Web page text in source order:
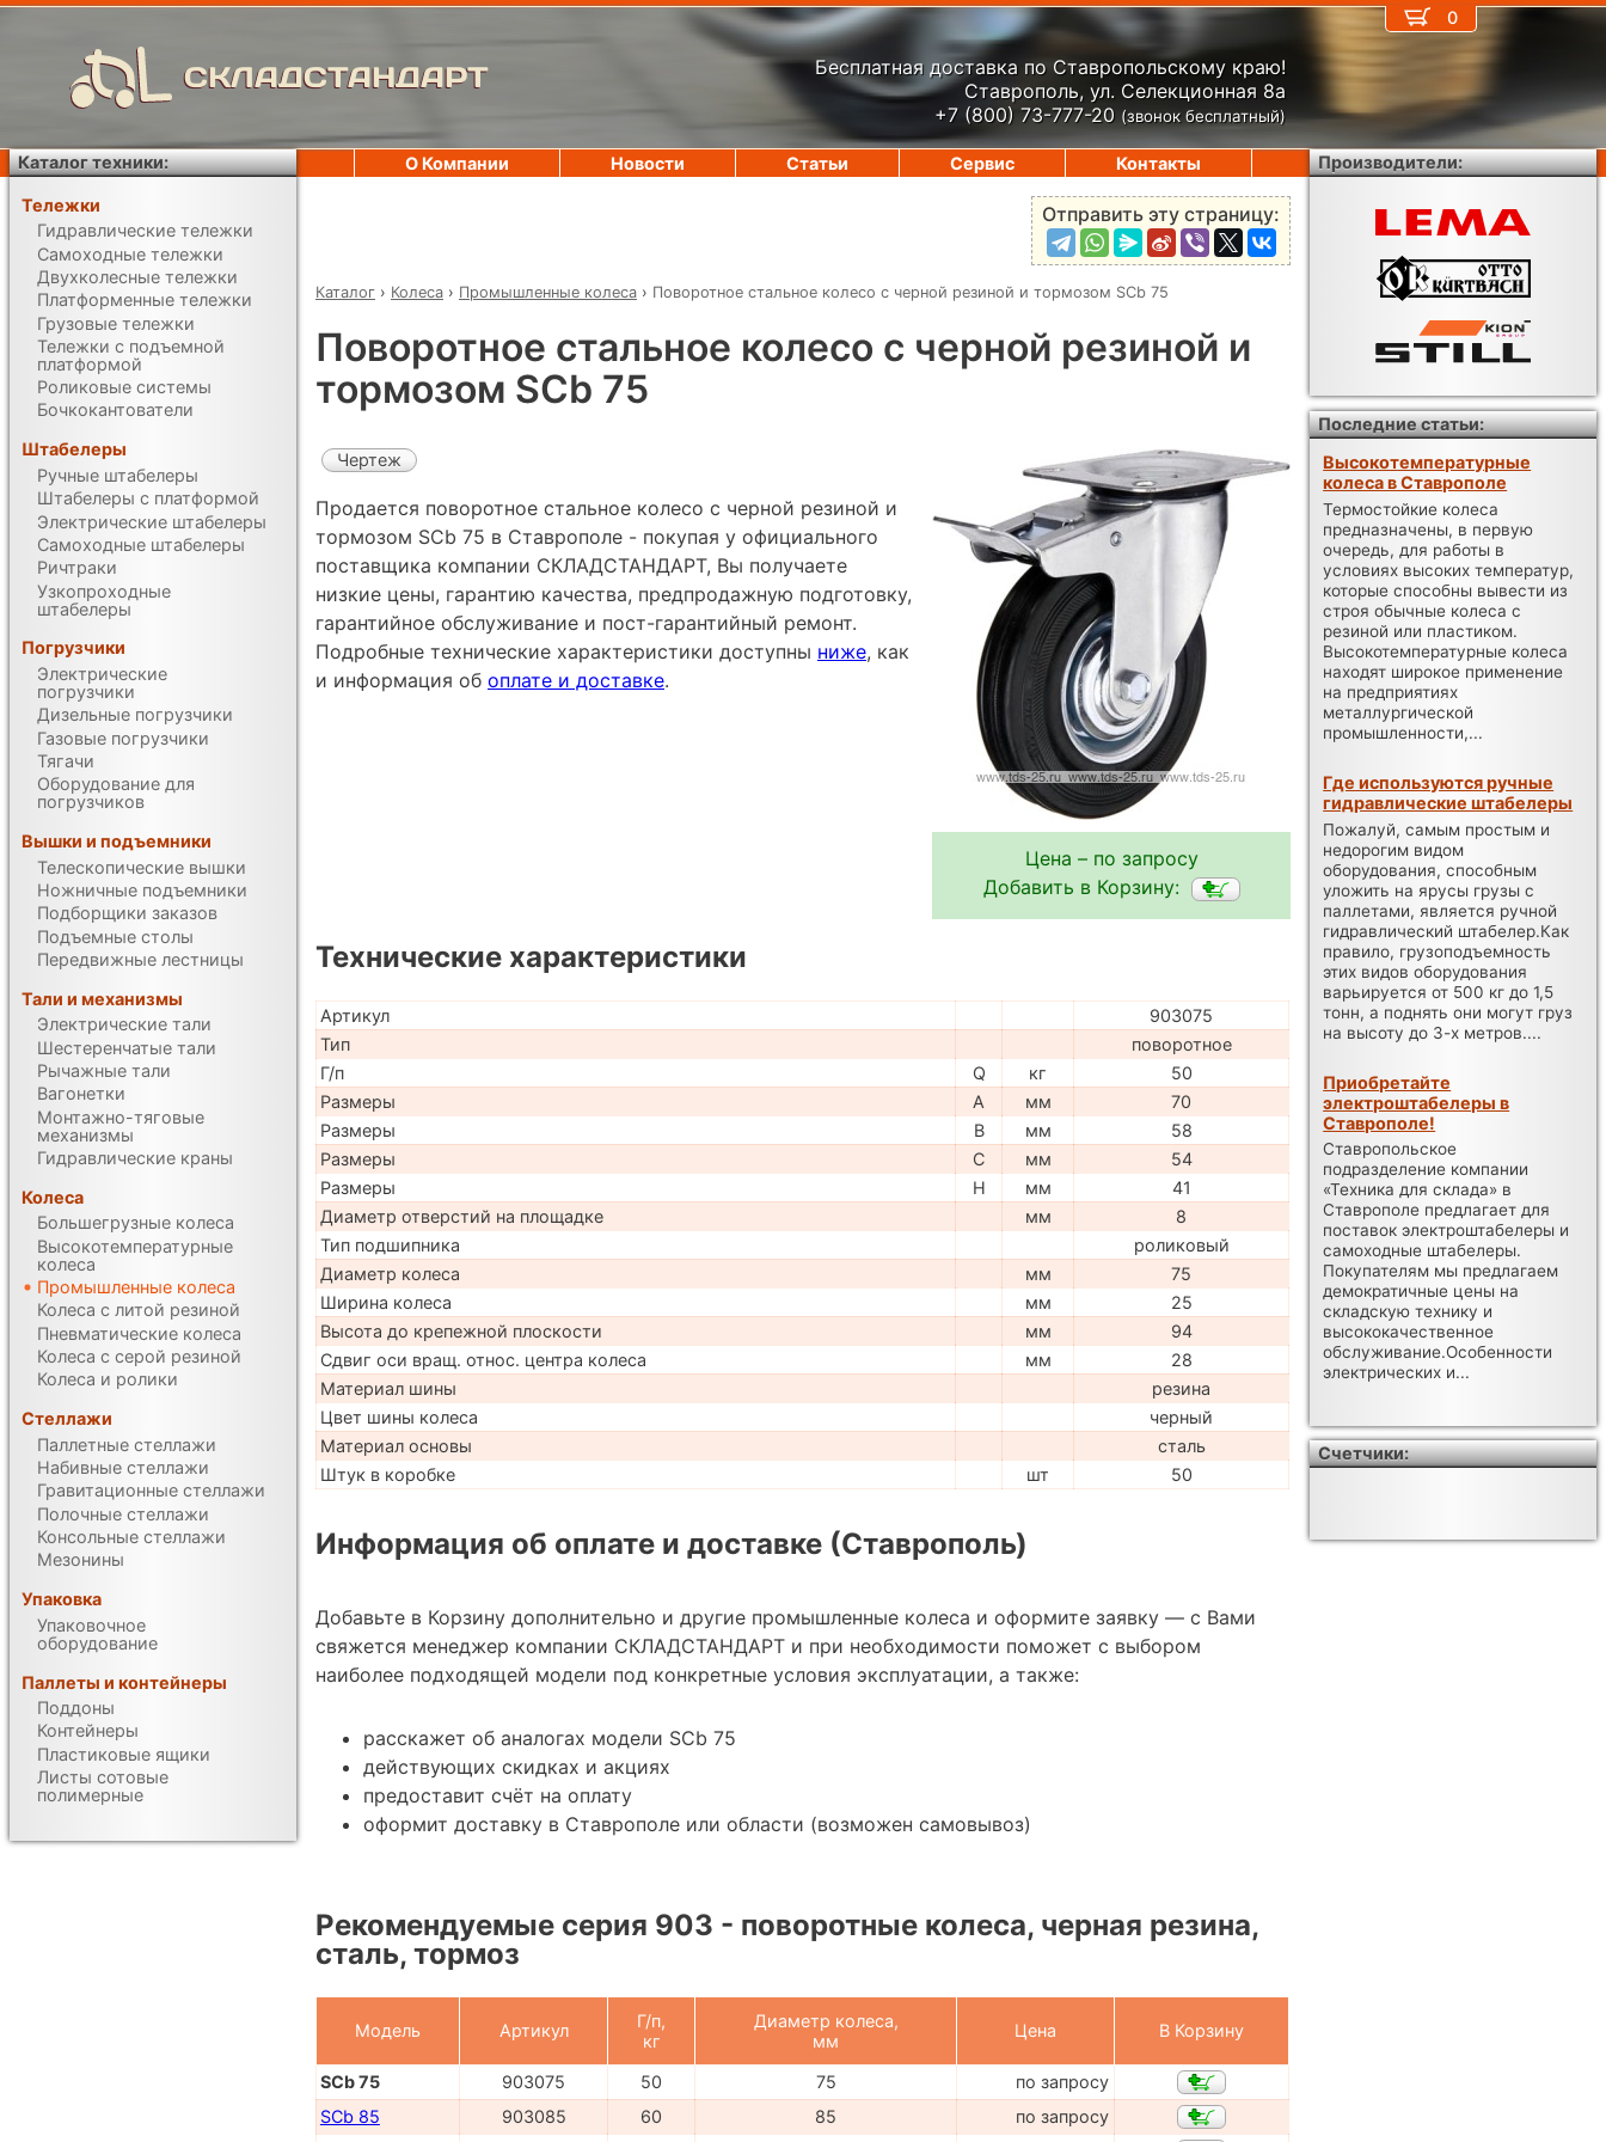
СКЛАДСТАНДАРТ
Бесплатная доставка по Ставропольскому краю!
Ставрополь, ул. Селекционная 8а
+7 (800) 73-777-20 (звонок бесплатный)
Отправить эту страницу:
Каталог › Колеса › Промышленные колеса › Поворотное стальное колесо с черной резиной и тормозом SCb 75
Поворотное стальное колесо с черной резиной и
тормозом SCb 75
Цена – по запросу
Добавить в Корзину:
Чертеж
Продается поворотное стальное колесо с черной резиной и
тормозом SCb 75 в Ставрополе - покупая у официального
поставщика компании СКЛАДСТАНДАРТ, Вы получаете
низкие цены, гарантию качества, предпродажную подготовку,
гарантийное обслуживание и пост-гарантийный ремонт.
Подробные технические характеристики доступны ниже, как
и информация об оплате и доставке.
Технические характеристики
Артикул
903075
Тип
поворотное
Г/п
Q кг
50
Размеры
A мм
70
Размеры
B мм
58
Размеры
C мм
54
Размеры
H мм
41
Диаметр отверстий на площадке
мм
8
Тип подшипника
роликовый
Диаметр колеса
мм
75
Ширина колеса
мм
25
Высота до крепежной плоскости
мм
94
Сдвиг оси вращ. относ. центра колеса
мм
28
Материал шины
резина
Цвет шины колеса
черный
Материал основы
сталь
Штук в коробке
шт 50
Информация об оплате и доставке (Ставрополь)
Добавьте в Корзину дополнительно и другие промышленные колеса и оформите заявку — с Вами
свяжется менеджер компании СКЛАДСТАНДАРТ и при необходимости поможет с выбором
наиболее подходящей модели под конкретные условия эксплуатации, а также:
расскажет об аналогах модели SCb 75
действующих скидках и акциях
предоставит счёт на оплату
оформит доставку в Ставрополе или области (возможен самовывоз)
Рекомендуемые серия 903 - поворотные колеса, черная резина,
сталь, тормоз
Модель Артикул
Г/п,
кг
Диаметр колеса,
мм
Цена В Корзину
SCb 75 903075 50 75
по запросу
SCb 85
903085 60 85
по запросу
0
О Компании Новости Статьи Сервис Контакты
Каталог техники:
Тележки
Гидравлические тележки
Самоходные тележки
Двухколесные тележки
Платформенные тележки
Грузовые тележки
Тележки с подъемной
платформой
Роликовые системы
Бочкокантователи
Штабелеры
Ручные штабелеры
Штабелеры с платформой
Электрические штабелеры
Самоходные штабелеры
Ричтраки
Узкопроходные
штабелеры
Погрузчики
Электрические
погрузчики
Дизельные погрузчики
Газовые погрузчики
Тягачи
Оборудование для
погрузчиков
Вышки и подъемники
Телескопические вышки
Ножничные подъемники
Подборщики заказов
Подъемные столы
Передвижные лестницы
Тали и механизмы
Электрические тали
Шестеренчатые тали
Рычажные тали
Вагонетки
Монтажно-тяговые
механизмы
Гидравлические краны
Колеса
Большегрузные колеса
Высокотемпературные
колеса
Промышленные колеса
Колеса с литой резиной
Пневматические колеса
Колеса с серой резиной
Колеса и ролики
Стеллажи
Паллетные стеллажи
Набивные стеллажи
Гравитационные стеллажи
Полочные стеллажи
Консольные стеллажи
Мезонины
Упаковка
Упаковочное
оборудование
Паллеты и контейнеры
Поддоны
Контейнеры
Пластиковые ящики
Листы сотовые
полимерные
Производители:
Последние статьи:
Высокотемпературные
колеса в Ставрополе
Термостойкие колеса
предназначены, в первую
очередь, для работы в
условиях высоких температур,
которые способны вывести из
строя обычные колеса с
резиной или пластиком.
Высокотемпературные колеса
находят широкое применение
на предприятиях
металлургической
промышленности,...
Где используются ручные
гидравлические штабелеры
Пожалуй, самым простым и
недорогим видом
оборудования, способным
уложить на ярусы грузы с
паллетами, является ручной
гидравлический штабелер.Как
правило, грузоподъемность
этих видов оборудования
варьируется от 500 кг до 1,5
тонн, а поднять они могут груз
на высоту до 3-х метров....
Приобретайте
электроштабелеры в
Ставрополе!
Ставропольское
подразделение компании
«Техника для склада» в
Ставрополе предлагает для
поставок электроштабелеры и
самоходные штабелеры.
Покупателям мы предлагаем
демократичные цены на
складскую технику и
высококачественное
обслуживание.Особенности
электрических и...
Счетчики: